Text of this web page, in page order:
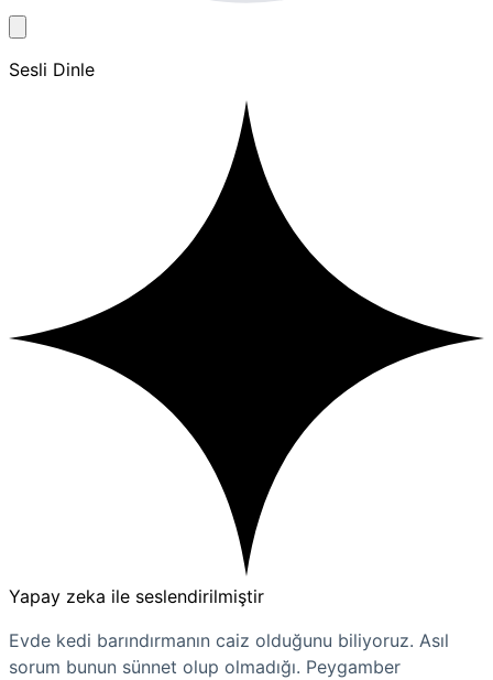
Sesli Dinle
Yapay zeka ile seslendirilmiştir
Evde kedi barındırmanın caiz olduğunu biliyoruz. Asıl
sorum bunun sünnet olup olmadığı. Peygamber